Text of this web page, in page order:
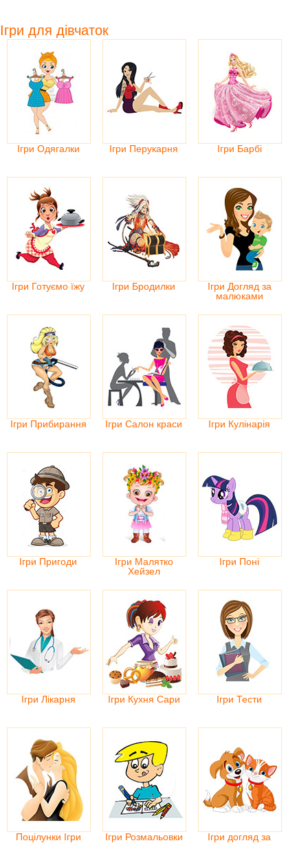
Ігри для дівчаток
Ігри Одягалки Ігри Перукарня Ігри Барбі
Ігри Готуємо їжу Ігри Бродилки
Ігри Догляд за
малюками
Ігри Прибирання Ігри Салон краси Ігри Кулінарія
Ігри Пригоди
Ігри Малятко
Хейзел
Ігри Поні
Ігри Лікарня Ігри Кухня Сари Ігри Тести
Поцілунки Ігри Ігри Розмальовки
Ігри догляд за